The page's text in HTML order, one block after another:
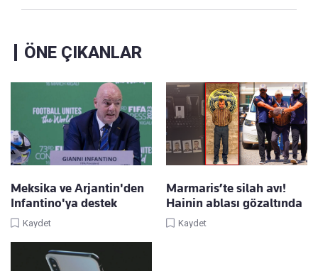
ÖNE ÇIKANLAR
Meksika ve Arjantin'den
Infantino'ya destek
Kaydet
Marmaris’te silah avı!
Hainin ablası gözaltında
Kaydet